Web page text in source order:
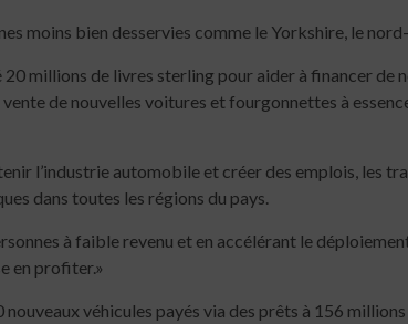
moins bien desservies comme le Yorkshire, le
millions de livres sterling pour aider à financer de
de nouvelles voitures et fourgonnettes à
l’industrie automobile et créer des emplois, les
dans toutes les régions du pays.
à faible revenu et en accélérant le
en profiter.»
véhicules payés via des prêts à 156